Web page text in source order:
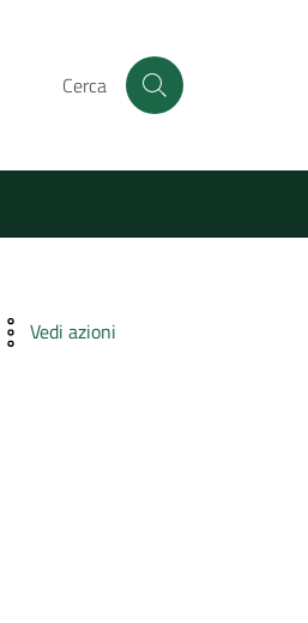
Cerca
Vedi azioni